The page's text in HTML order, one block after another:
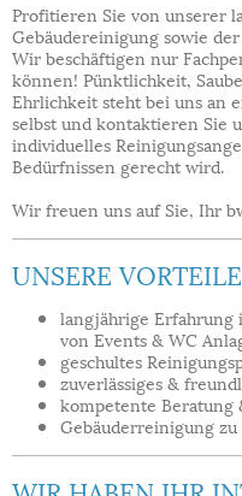
Profitieren Sie von unserer
Gebäudereinigung sowie
Wir beschäftigen nur
können! Pünktlichkeit,
Ehrlichkeit steht bei uns an
selbst und kontaktieren Sie
individuelles
Bedürfnissen gerecht wird.
Wir freuen uns auf Sie, Ihr
UNSERE
langjährige Erfahrung
von Events & WC
geschultes
zuverlässiges &
kompetente Beratung
Gebäuderreinigung